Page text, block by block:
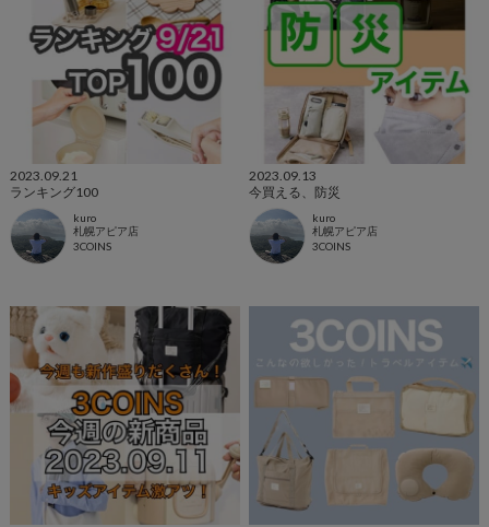
2023.09.21
ランキング100
kuro
札幌アピア店
3COINS
2023.09.13
今買える、防災
kuro
札幌アピア店
3COINS